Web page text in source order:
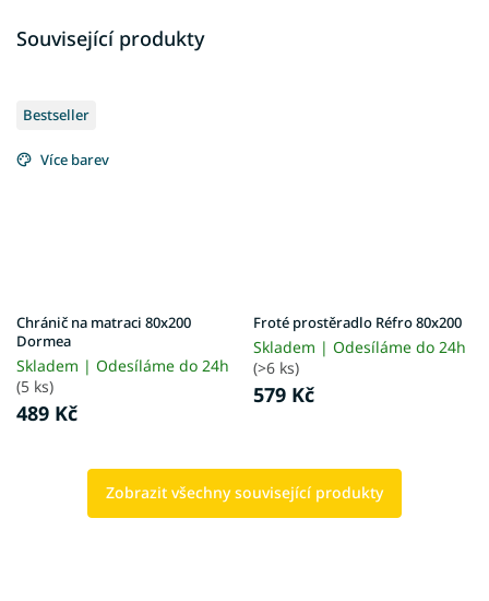
Související produkty
Bestseller
Více barev
Chránič na matraci 80x200
Dormea
Skladem | Odesíláme do 24h
(5 ks)
489 Kč
Froté prostěradlo Réfro 80x200
Skladem | Odesíláme do 24h
(>6 ks)
579 Kč
Zobrazit všechny související produkty